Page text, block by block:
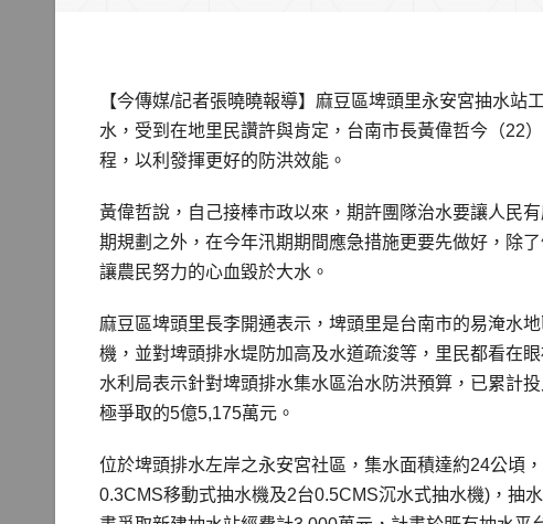
【今傳媒/記者張曉曉報導】麻豆區埤頭里永安宮抽水
水，受到在地里民讚許與肯定，台南市長黃偉哲今（22
程，以利發揮更好的防洪效能。
黃偉哲說，自己接棒市政以來，期許團隊治水要讓人民
期規劃之外，在今年汛期期間應急措施更要先做好，除
讓農民努力的心血毀於大水。
麻豆區埤頭里長李開通表示，埤頭里是台南市的易淹水
機，並對埤頭排水堤防加高及水道疏浚等，里民都看在
水利局表示針對埤頭排水集水區治水防洪預算，已累計
極爭取的5億5,175萬元。
位於埤頭排水左岸之永安宮社區，集水面積達約24公頃
0.3CMS移動式抽水機及2台0.5CMS沉水式抽水機)，抽